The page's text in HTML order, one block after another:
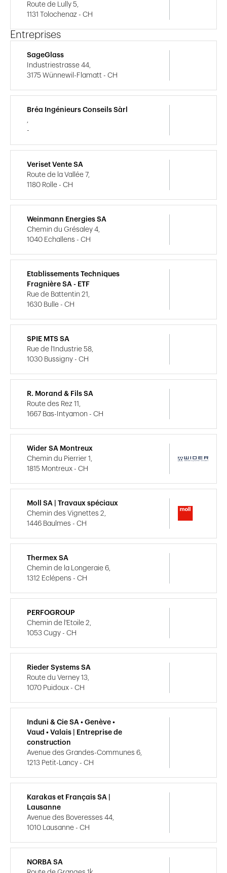
Route de Lully 5,
1131 Tolochenaz - CH
Entreprises
SageGlass
Industriestrasse 44,
3175 Wünnewil-Flamatt - CH
Bréa Ingénieurs Conseils Sàrl
-
Veriset Vente SA
Route de la Vallée 7,
1180 Rolle - CH
Weinmann Energies SA
Chemin du Grésaley 4,
1040 Echallens - CH
Etablissements Techniques
Fragnière SA - ETF
Rue de Battentin 21,
1630 Bulle - CH
SPIE MTS SA
Rue de l'Industrie 58,
1030 Bussigny - CH
R. Morand & Fils SA
Route des Rez 11,
1667 Bas-Intyamon - CH
Wider SA Montreux
Chemin du Pierrier 1,
1815 Montreux - CH
Moll SA | Travaux spéciaux
Chemin des Vignettes 2,
1446 Baulmes - CH
Thermex SA
Chemin de la Longeraie 6,
1312 Eclépens - CH
PERFOGROUP
Chemin de l'Etoile 2,
1053 Cugy - CH
Rieder Systems SA
Route du Verney 13,
1070 Puidoux - CH
Induni & Cie SA • Genève •
Vaud • Valais | Entreprise de
construction
Avenue des Grandes-Communes 6,
1213 Petit-Lancy - CH
Karakas et Français SA |
Lausanne
Avenue des Boveresses 44,
1010 Lausanne - CH
NORBA SA